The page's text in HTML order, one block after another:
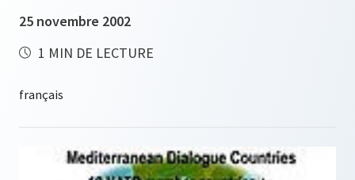
25 novembre 2002
1 MIN DE LECTURE